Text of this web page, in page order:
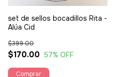
set de sellos bocadillos Rita -
Alúa Cid
$170.00
$399.00
57% OFF